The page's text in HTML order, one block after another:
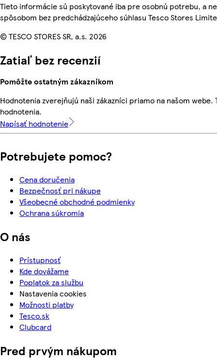
Tieto informácie sú poskytované iba pre osobnú potrebu, a
spôsobom bez predchádzajúceho súhlasu Tesco Stores
© TESCO STORES SR, a.s. 2026
Zatiaľ bez recenzií
Pomôžte ostatným zákazníkom
Hodnotenia zverejňujú naši zákazníci priamo na našom
hodnotenia.
Napísať hodnotenie
Potrebujete pomoc?
Cena doručenia
Bezpečnosť pri nákupe
Všeobecné obchodné podmienky
Ochrana súkromia
O nás
Prístupnosť
Kde dovážame
Poplatok za službu
Nastavenia cookies
Možnosti platby
Tesco.sk
Clubcard
Pred prvým nákupom